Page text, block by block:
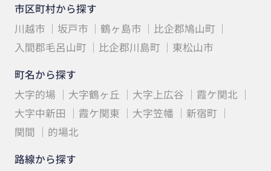
市区町村から探す
川越市
坂戸市 鶴ヶ島市
比企郡鳩山町
入間郡毛呂山町
比企郡川島町
東松山市
町名から探す
大字的場
大字鶴ヶ丘 大字上広谷
霞ケ関北
大字中新田
霞ケ関東 大字笠幡
新宿町
関間
的場北
路線から探す